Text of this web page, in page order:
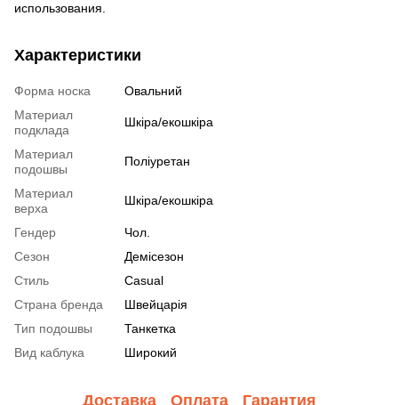
использования.
Характеристики
Форма носка
Овальний
Материал
подклада
Шкіра/екошкіра
Материал
подошвы
Поліуретан
Материал
верха
Шкіра/екошкіра
Гендер
Чол.
Сезон
Демісезон
Стиль
Casual
Страна бренда
Швейцарія
Тип подошвы
Танкетка
Вид каблука
Широкий
Доставка Оплата Гарантия